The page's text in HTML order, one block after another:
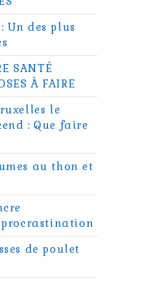
: Un des plus
SANTÉ
À FAIRE
le
: Que faire
au thon et
de poulet